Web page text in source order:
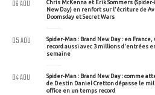
Chris McKenna et Erik Sommers (Spider-
New Day) en renfort sur l'écriture de
Doomsday et Secret Wars
06 AOU
Spider-Man : Brand New Day : en France,
record aussi avec 3 millions d'entrées
semaine
05 AOU
Spider-Man : Brand New Day : comme
de Destin Daniel Cretton dépasse le
office en un temps record
04 AOU